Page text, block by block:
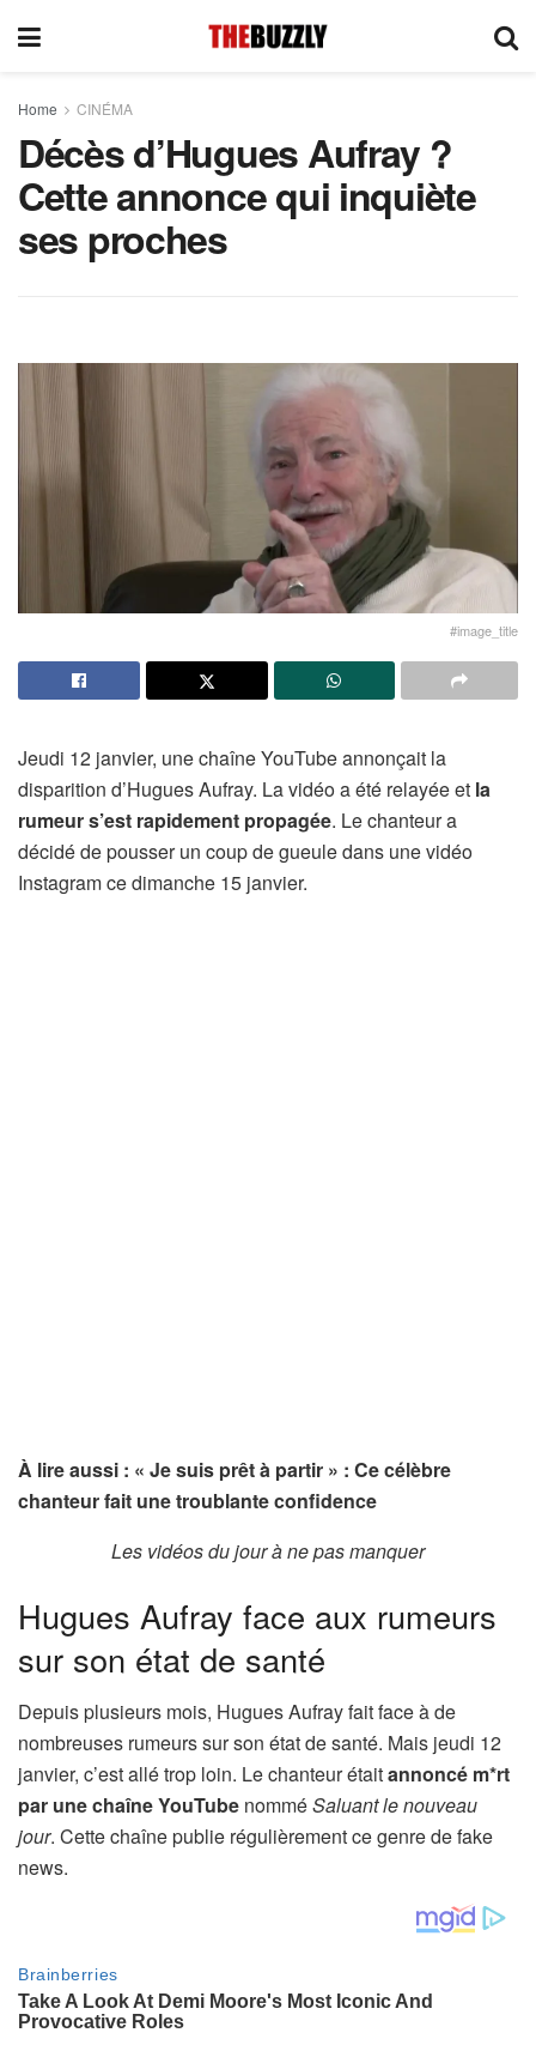
Home CINÉMA
Décès d’Hugues Aufray ?
Cette annonce qui inquiète
ses proches
#image_title
Jeudi 12 janvier, une chaîne YouTube annonçait la
disparition d’Hugues Aufray. La vidéo a été relayée et la
rumeur s’est rapidement propagée. Le chanteur a
décidé de pousser un coup de gueule dans une vidéo
Instagram ce dimanche 15 janvier.
À lire aussi : « Je suis prêt à partir » : Ce célèbre
chanteur fait une troublante confidence
Les vidéos du jour à ne pas manquer
Hugues Aufray face aux rumeurs
sur son état de santé
Depuis plusieurs mois, Hugues Aufray fait face à de
nombreuses rumeurs sur son état de santé. Mais jeudi 12
janvier, c’est allé trop loin. Le chanteur étaitannoncé m*rt
par une chaîne YouTube nomméSaluant le nouveau
jour. Cette chaîne publie régulièrement ce genre de fake
news.